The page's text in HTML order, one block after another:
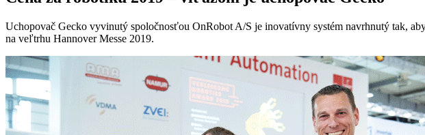
Uchopovač Gecko vyvinutý spoločnosťou OnRobot A/S je inovatívny systém navrhnutý tak,
na veľtrhu Hannover Messe 2019.